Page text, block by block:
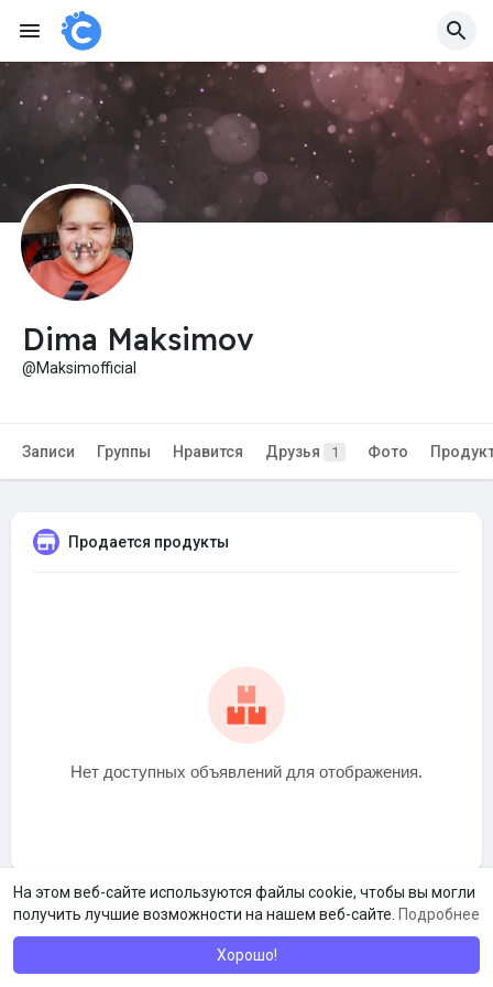
На этом веб-сайте используются файлы cookie, чтобы вы могли
получить лучшие возможности на нашем веб-сайте. Подробнее
Хорошо!
Dima Maksimov
@Maksimofficial
Записи Группы Нравится Друзья 1 Фото
Продается продукты
Нет доступных объявлений для отображения.